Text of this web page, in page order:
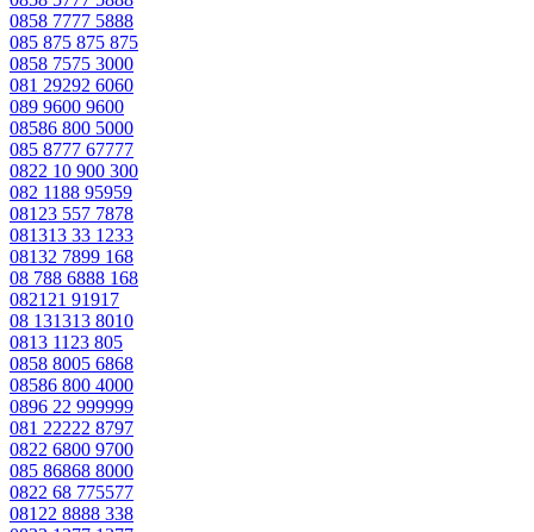
0858 7777 5888
085 875 875 875
0858 7575 3000
081 29292 6060
089 9600 9600
08586 800 5000
085 8777 67777
0822 10 900 300
082 1188 95959
08123 557 7878
081313 33 1233
08132 7899 168
08 788 6888 168
082121 91917
08 131313 8010
0813 1123 805
0858 8005 6868
08586 800 4000
0896 22 999999
081 22222 8797
0822 6800 9700
085 86868 8000
0822 68 775577
08122 8888 338